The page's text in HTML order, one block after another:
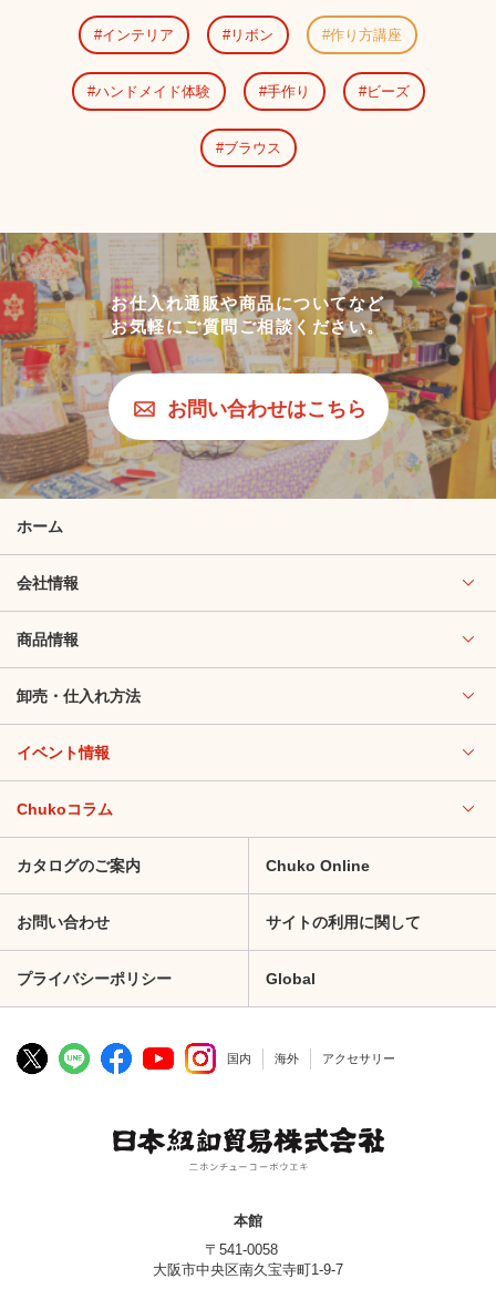
インテリア リボン 作り方講座
ハンドメイド体験 手作り ビーズ
ブラウス
お仕入れ通販や商品についてなど
お気軽にご質問ご相談ください。
お問い合わせはこちら
ホーム
会社情報
商品情報
卸売・仕入れ方法
イベント情報
Chukoコラム
カタログのご案内 Chuko Online
お問い合わせ サイトの利用に関して
プライバシーポリシー Global
国内 海外 アクセサリー
本館
〒541-0058
大阪市中央区南久宝寺町1-9-7